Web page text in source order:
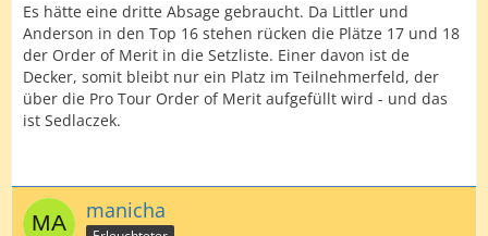
Es hätte eine dritte Absage gebraucht. Da Littler und
Anderson in den Top 16 stehen rücken die Plätze 17 und 18
der Order of Merit in die Setzliste. Einer davon ist de
Decker, somit bleibt nur ein Platz im Teilnehmerfeld, der
über die Pro Tour Order of Merit aufgefüllt wird - und das
ist Sedlaczek.
manicha